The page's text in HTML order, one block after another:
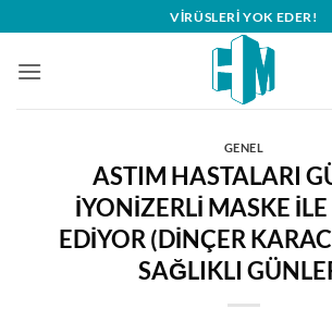
atla
VIRÜSLERI YOK EDER!
GENEL
ASTIM HASTALARI
İYONİZERLİ MASKE
EDİYOR (DİNÇER
SAĞLIKLI